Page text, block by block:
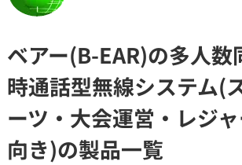
ベアー(B-EAR)の多人数
時通話型無線システム(
ーツ・大会運営・レジ
向き)の製品一覧